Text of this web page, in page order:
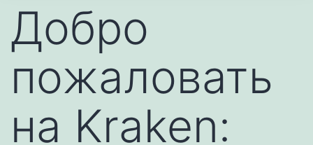
Добро
пожаловать
на Kraken: